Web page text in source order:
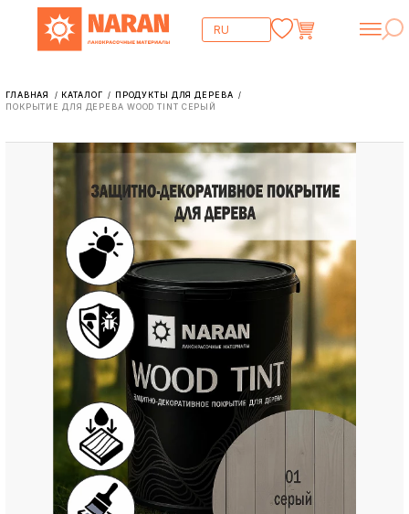
ГЛАВНАЯ / КАТАЛОГ / ПРОДУКТЫ ДЛЯ ДЕРЕВА /
ПОКРЫТИЕ ДЛЯ ДЕРЕВА WOOD TINT СЕРЫЙ